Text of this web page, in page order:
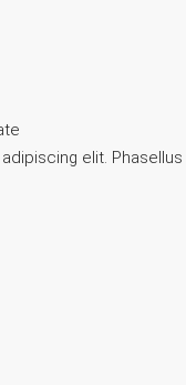
elit. Phasellus